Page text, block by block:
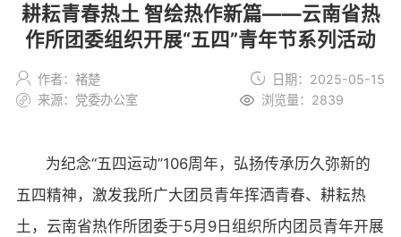
耕耘青春热土 智绘热作新篇——云南省热
作所团委组织开展“五四”青年节系列活动
作者：褚楚
日期：2025-05-15
来源：党委办公室
浏览量：2839
为纪念“五四运动”106周年，弘扬传承历久弥新的
五四精神，激发我所广大团员青年挥洒青春、耕耘热
土，云南省热作所团委于5月9日组织所内团员青年开展